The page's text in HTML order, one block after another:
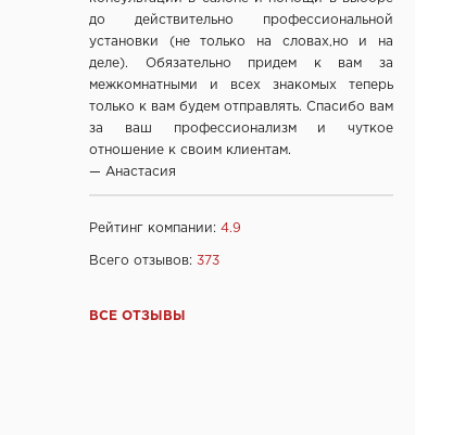
"Акма", г. Санкт-Петербург
company "Fuaro", Италия
"Dariano", г. Ульяновск
"DOORWOOD", Республика Марий Эл
до действительно профессиональной
установки (не только на словах,но и на
деле). Обязательно придем к вам за
межкомнатными и всех знакомых теперь
только к вам будем отправлять. Спасибо вам
за ваш профессионализм и чуткое
отношение к своим клиентам.
— Анастасия
Рейтинг компании: 4.9
Всего отзывов: 373
ВСЕ ОТЗЫВЫ